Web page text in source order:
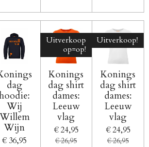
dag
Wij
Willem
Wijn
€ 36,95
Uitverkoop
op=op!
Konings
dag shirt
dames:
Leeuw
vlag
€ 24,95
€ 26,95
Uitverkoop!
Konings
dag shirt
dames:
Leeuw
vlag
€ 24,95
€ 26,95